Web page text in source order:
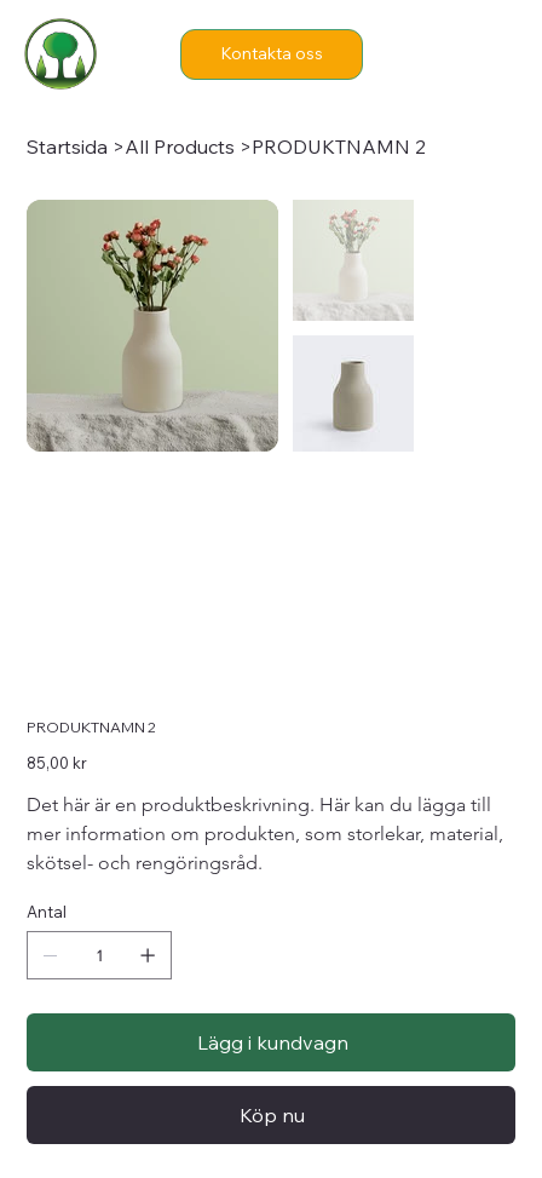
Kontakta oss
Startsida >All Products >PRODUKTNAMN 2
PRODUKTNAMN 2
Pris
85,00 kr
Det här är en produktbeskrivning. Här kan du lägga till
mer information om produkten, som storlekar, material,
skötsel- och rengöringsråd.
Antal
Lägg i kundvagn
Köp nu